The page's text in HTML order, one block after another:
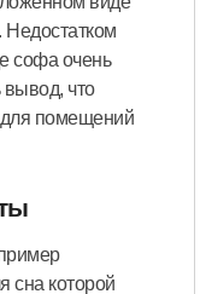
Недостатком
софа очень
вывод, что
для помещений
сна которой